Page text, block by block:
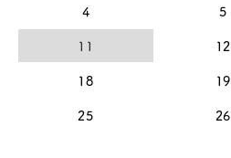
4 5
11 12
18 19
25 26